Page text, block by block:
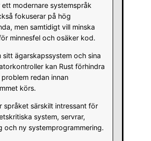
ett modernare systemspråk
fokuserar på hög
men samtidigt vill minska
minnesfel och osäker kod.
sitt ägarskapssystem och sina
kan Rust förhindra
problem redan innan
körs.
språket särskilt intressant för
system, servrar,
och ny systemprogrammering.